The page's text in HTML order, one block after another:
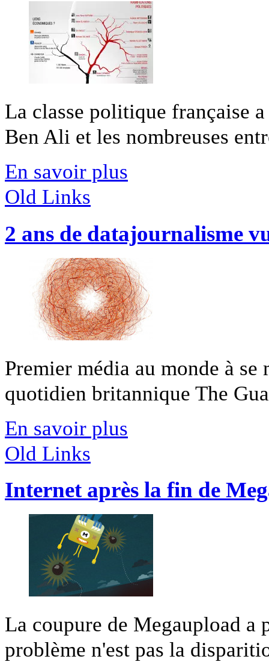
La classe politique française
Ben Ali et les nombreuses
En savoir plus
Old Links
2 ans de datajournalisme
Premier média au monde à
quotidien britannique The
En savoir plus
Old Links
Internet après la fin de
La coupure de Megaupload a
problème n'est pas la